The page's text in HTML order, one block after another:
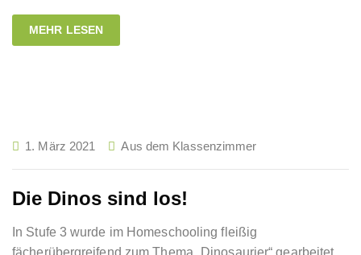
MEHR LESEN
1. März 2021 Aus dem Klassenzimmer
Die Dinos sind los!
In Stufe 3 wurde im Homeschooling fleißig
fächerübergreifend zum Thema „Dinosaurier“ gearbeitet.